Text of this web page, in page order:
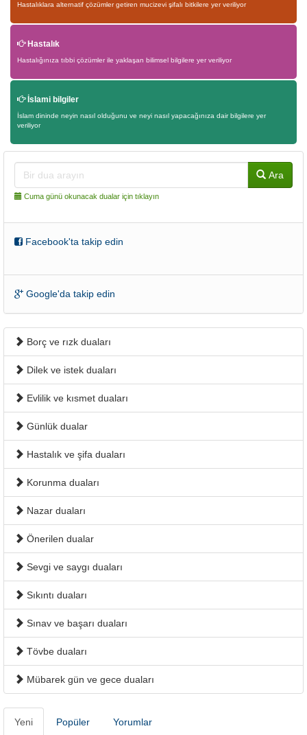
Hastalıklara alternatif çözümler getiren mucizevi şifalı bitkilere yer veriliyor
Hastalık
Hastalığınıza tıbbi çözümler ile yaklaşan bilimsel bilgilere yer veriliyor
İslami bilgiler
İslam dininde neyin nasıl olduğunu ve neyi nasıl yapacağınıza dair bilgilere yer
veriliyor
Ara
Cuma günü okunacak dualar için tıklayın
Facebook'ta takip edin
Google'da takip edin
Borç ve rızk duaları
Dilek ve istek duaları
Evlilik ve kısmet duaları
Günlük dualar
Hastalık ve şifa duaları
Korunma duaları
Nazar duaları
Önerilen dualar
Sevgi ve saygı duaları
Sıkıntı duaları
Sınav ve başarı duaları
Tövbe duaları
Mübarek gün ve gece duaları
Yeni Popüler Yorumlar